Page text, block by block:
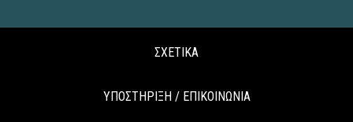
ΣΧΕΤΙΚΑ
ΥΠΟΣΤΗΡΙΞΗ / ΕΠΙΚΟΙΝΩΝΙΑ